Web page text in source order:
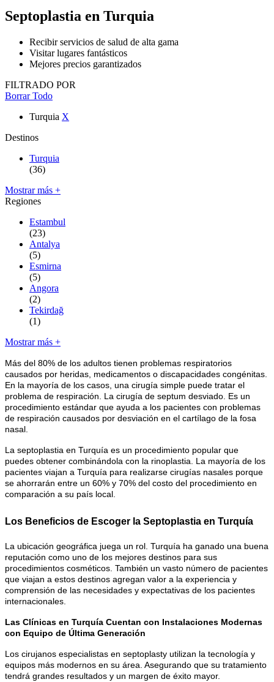
Septoplastia en Turquia
Recibir servicios de salud de alta gama
Visitar lugares fantásticos
Mejores precios garantizados
FILTRADO POR
Borrar Todo
Turquia X
Destinos
Turquia
(36)
Mostrar más +
Regiones
Estambul
(23)
Antalya
(5)
Esmirna
(5)
Angora
(2)
Tekirdağ
(1)
Mostrar más +
Más del 80% de los adultos tienen problemas respiratorios
causados por heridas, medicamentos o discapacidades congénitas.
En la mayoría de los casos, una cirugía simple puede tratar el
problema de respiración. La cirugía de septum desviado. Es un
procedimiento estándar que ayuda a los pacientes con problemas
de respiración causados por desviación en el cartílago de la fosa
nasal.
La septoplastia en Turquía es un procedimiento popular que
puedes obtener combinándola con la rinoplastia. La mayoría de los
pacientes viajan a Turquía para realizarse cirugías nasales porque
se ahorrarán entre un 60% y 70% del costo del procedimiento en
comparación a su país local.
Los Beneficios de Escoger la Septoplastia en Turquía
La ubicación geográfica juega un rol. Turquía ha ganado una buena
reputación como uno de los mejores destinos para sus
procedimientos cosméticos. También un vasto número de pacientes
que viajan a estos destinos agregan valor a la experiencia y
comprensión de las necesidades y expectativas de los pacientes
internacionales
Las Clínicas en Turquía Cuentan con Instalaciones Modernas
con Equipo de Última Generación
Los cirujanos especialistas en septoplasty utilizan la tecnología y
equipos más modernos en su área. Asegurando que su tratamiento
tendrá grandes resultados y un margen de éxito mayor.